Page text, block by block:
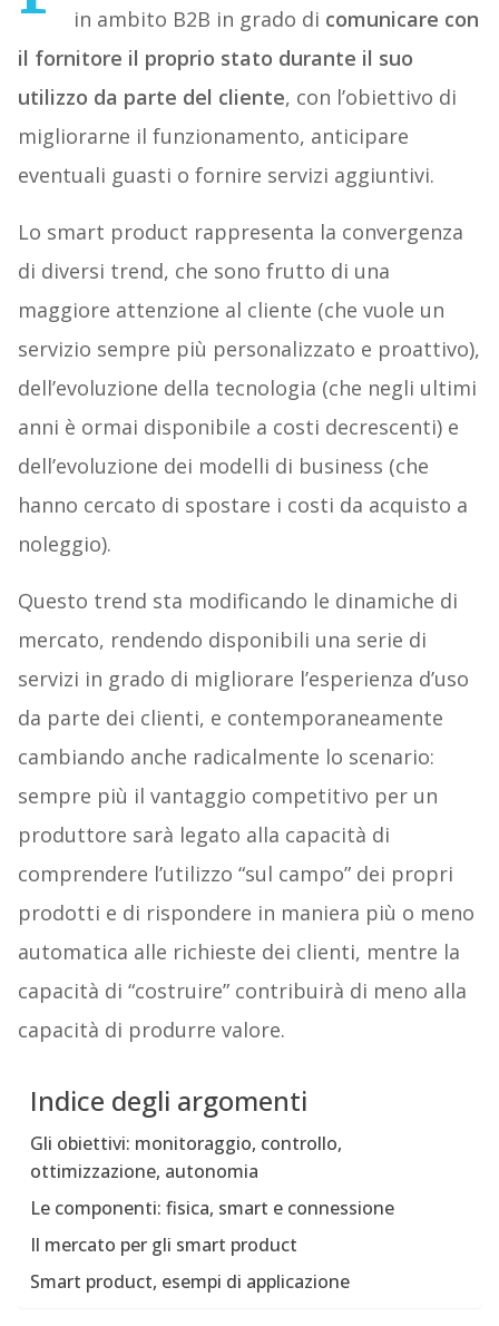
in ambito B2B in grado di comunicare con
il fornitore il proprio stato durante il suo
utilizzo da parte del cliente, con l’obiettivo di
migliorarne il funzionamento, anticipare
eventuali guasti o fornire servizi aggiuntivi.
Lo smart product rappresenta la convergenza
di diversi trend, che sono frutto di una
maggiore attenzione al cliente (che vuole un
servizio sempre più personalizzato e proattivo),
dell’evoluzione della tecnologia (che negli ultimi
anni è ormai disponibile a costi decrescenti) e
dell’evoluzione dei modelli di business (che
hanno cercato di spostare i costi da acquisto a
noleggio).
Questo trend sta modificando le dinamiche di
mercato, rendendo disponibili una serie di
servizi in grado di migliorare l’esperienza d’uso
da parte dei clienti, e contemporaneamente
cambiando anche radicalmente lo scenario:
sempre più il vantaggio competitivo per un
produttore sarà legato alla capacità di
comprendere l’utilizzo “sul campo” dei propri
prodotti e di rispondere in maniera più o meno
automatica alle richieste dei clienti, mentre la
capacità di “costruire” contribuirà di meno alla
capacità di produrre valore.
Indice degli argomenti
Gli obiettivi: monitoraggio, controllo,
ottimizzazione, autonomia
Le componenti: fisica, smart e connessione
Il mercato per gli smart product
Smart product, esempi di applicazione